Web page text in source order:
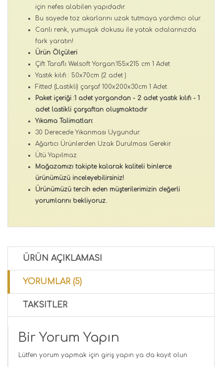
için nefes alabilen yapıdadır.
Bu sayede toz akarlarını uzak tutmaya yardımcı olur.
Canlı renk, yumuşak dokusu ile yatak odalarınızda
fark yaratın!
Ürün Ölçüleri
Çift Taraflı Welsoft Yorgan:155x215 cm 1 Adet
Yastık kılıfı : 50x70cm (2 adet )
Fitted (Lastikli) çarşaf 100x200x30cm 1 Adet
Paket içeriği :1 adet yorgandan - 2 adet yastık kılıfı - 1
adet lastikli çarşaftan oluşmaktadır
Yıkama Talimatları:
30 Derecede Yıkanması Uygundur.
Ağartıcı Ürünlerden Uzak Durulması Gerekir.
Ütü Yapılmaz.
Mağazamızı takipte kalarak kaliteli binlerce
ürünümüzü inceleyebilirsiniz!
Ürünümüzü tercih eden müşterilerimizin değerli
yorumlarını bekliyoruz.
ÜRÜN AÇIKLAMASI
YORUMLAR (5)
TAKSITLER
Bir Yorum Yapın
Lütfen yorum yapmak için giriş yapın ya da kayıt olun